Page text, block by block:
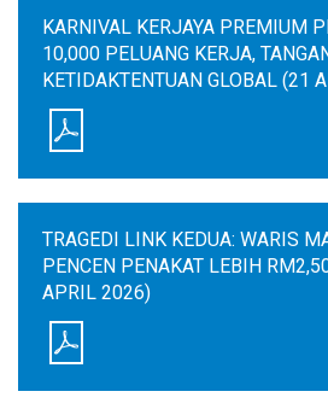
KARNIVAL KERJAYA PREMIUM
10,000 PELUANG KERJA,
KETIDAKTENTUAN GLOBAL (21
TRAGEDI LINK KEDUA: WARIS
PENCEN PENAKAT LEBIH
APRIL 2026)